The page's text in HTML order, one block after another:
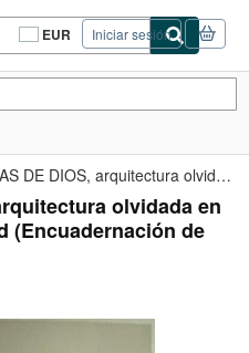
EUR
Preferencias
de
del
Iniciar sesión
LAS RUINAS DE DIOS, arquitectura olvidada en la provincia de ...
olvidada en
(Encuadernación de